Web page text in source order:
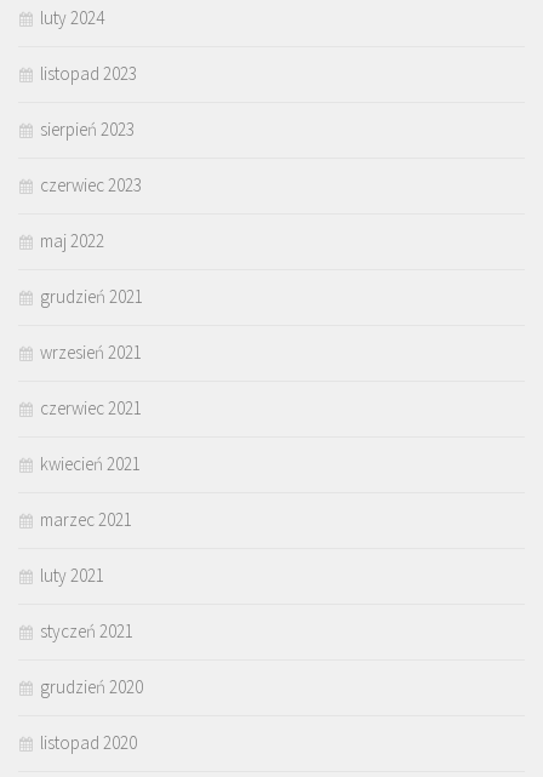
luty 2024
listopad 2023
sierpień 2023
czerwiec 2023
maj 2022
grudzień 2021
wrzesień 2021
czerwiec 2021
kwiecień 2021
marzec 2021
luty 2021
styczeń 2021
grudzień 2020
listopad 2020